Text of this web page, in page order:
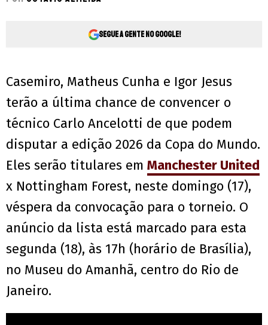
Segue a gente no Google!
Casemiro, Matheus Cunha e Igor Jesus
terão a última chance de convencer o
técnico Carlo Ancelotti de que podem
disputar a edição 2026 da Copa do Mundo.
Eles serão titulares em Manchester United
x Nottingham Forest, neste domingo (17),
véspera da convocação para o torneio. O
anúncio da lista está marcado para esta
segunda (18), às 17h (horário de Brasília),
no Museu do Amanhã, centro do Rio de
Janeiro.